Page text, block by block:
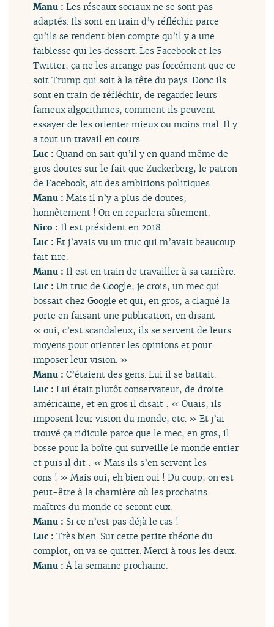
Manu :Les réseaux sociaux ne se sont pas
adaptés. Ils sont en train d’y réfléchir parce
qu’ils se rendent bien compte qu’il y a une
faiblesse qui les dessert. Les Facebook et les
Twitter, ça ne les arrange pas forcément que ce
soit Trump qui soit à la tête du pays. Donc ils
sont en train de réfléchir, de regarder leurs
fameux algorithmes, comment ils peuvent
essayer de les orienter mieux ou moins mal. Il y
a tout un travail en cours.
Luc :Quand on sait qu’il y en quand même de
gros doutes sur le fait que Zuckerberg, le patron
de Facebook, ait des ambitions politiques.
Manu :Mais il n’y a plus de doutes,
honnêtement ! On en reparlera sûrement.
Nico :Il est président en 2018.
Luc :Et j’avais vu un truc qui m’avait beaucoup
fait rire.
Manu :Il est en train de travailler à sa carrière.
Luc :Un truc de Google, je crois, un mec qui
bossait chez Google et qui, en gros, a claqué la
porte en faisant une publication, en disant
« oui, c’est scandaleux, ils se servent de leurs
moyens pour orienter les opinions et pour
imposer leur vision. »
Manu :C’étaient des gens. Lui il se battait.
Luc :Lui était plutôt conservateur, de droite
américaine, et en gros il disait : « Ouais, ils
imposent leur vision du monde, etc. » Et j’ai
trouvé ça ridicule parce que le mec, en gros, il
bosse pour la boîte qui surveille le monde entier
et puis il dit : « Mais ils s’en servent les
cons ! » Mais oui, eh bien oui ! Du coup, on est
peut-être à la charnière où les prochains
maîtres du monde ce seront eux.
Manu : Si ce n’est pas déjà le cas !
Luc :Très bien. Sur cette petite théorie du
complot, on va se quitter. Merci à tous les deux.
Manu :À la semaine prochaine.